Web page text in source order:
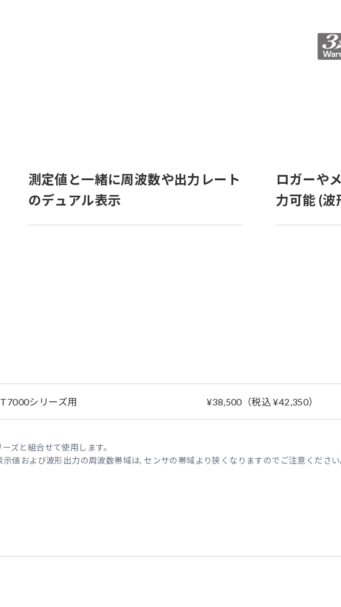
測定値と一緒に周波数や出力レート
のデュアル表示
ロガーや
力可能 (波
シリーズ用 ¥38,500（税込 ¥42,350）
ズと組合せて使用します。
値および波形出力の周波数帯域は, センサの帯域より狭くなりますのでご注意ください